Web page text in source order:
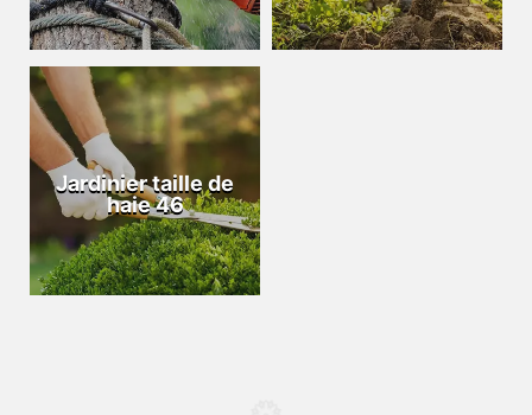
Jardinier taille de
haie 46